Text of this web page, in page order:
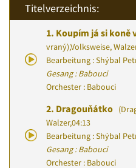
Titelverzeichnis:
1. Koupím já si koně
vraný),Volksweise,
Bearbeitung : Shýbal
Gesang : Babouci
Orchester : Babouci
2. Dragouňátko
Walzer,04:13
Bearbeitung : Shýbal
Gesang : Babouci
Orchester : Babouci